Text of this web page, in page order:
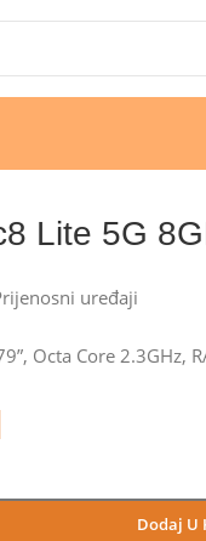
Lite 5G
uređaji
Octa Core 2.3GHz,
Dodaj U